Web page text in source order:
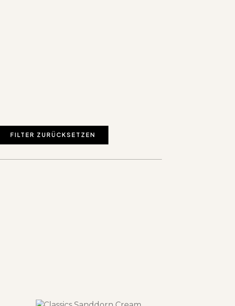
FILTER ZURÜCKSETZEN